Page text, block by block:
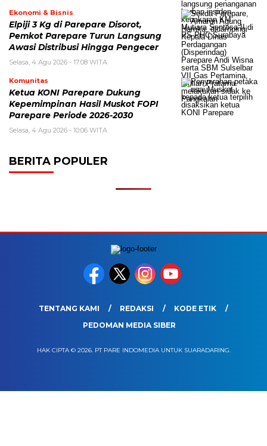
Ekonomi & Bisnis
Elpiji 3 Kg di Parepare Disorot,
Pemkot Parepare Turun Langsung
Awasi Distribusi Hingga Pengecer
Selasa, 4 Agu 2026 - 17:08 WITA
Komunitas
Ketua KONI Parepare Dukung
Kepemimpinan Hasil Muskot FOPI
Parepare Periode 2026-2030
Selasa, 4 Agu 2026 - 10:06 WITA
BERITA POPULER
TENTANG KAMI REDAKSI
KODE ETIK
PEDOMAN MEDIA SIBER
HAK CIPTA © 2026. PT PARE INDOMEDIA UNTUK SUARADARING.